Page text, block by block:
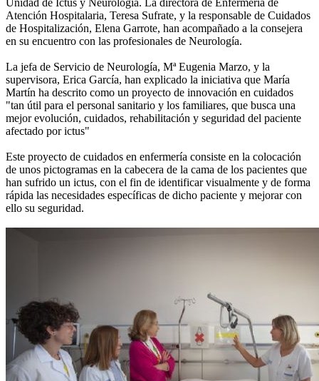
Unidad de Ictus y Neurología. La directora de Enfermería de
Atención Hospitalaria, Teresa Sufrate, y la responsable de Cuidados
de Hospitalización, Elena Garrote, han acompañado a la consejera
en su encuentro con las profesionales de Neurología.
La jefa de Servicio de Neurología, Mª Eugenia Marzo, y la
supervisora, Erica García, han explicado la iniciativa que María
Martín ha descrito como un proyecto de innovación en cuidados
"tan útil para el personal sanitario y los familiares, que busca una
mejor evolución, cuidados, rehabilitación y seguridad del paciente
afectado por ictus"
Este proyecto de cuidados en enfermería consiste en la colocación
de unos pictogramas en la cabecera de la cama de los pacientes que
han sufrido un ictus, con el fin de identificar visualmente y de forma
rápida las necesidades específicas de dicho paciente y mejorar con
ello su seguridad.